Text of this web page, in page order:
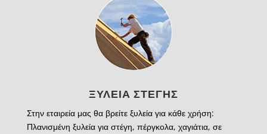
ΞΥΛΕΙΑ ΣΤΕΓΗΣ
Στην εταιρεία μας θα βρείτε ξυλεία για κάθε χρήση:
Πλανισμένη ξυλεία για στέγη, πέργκολα, χαγιάτια, σε